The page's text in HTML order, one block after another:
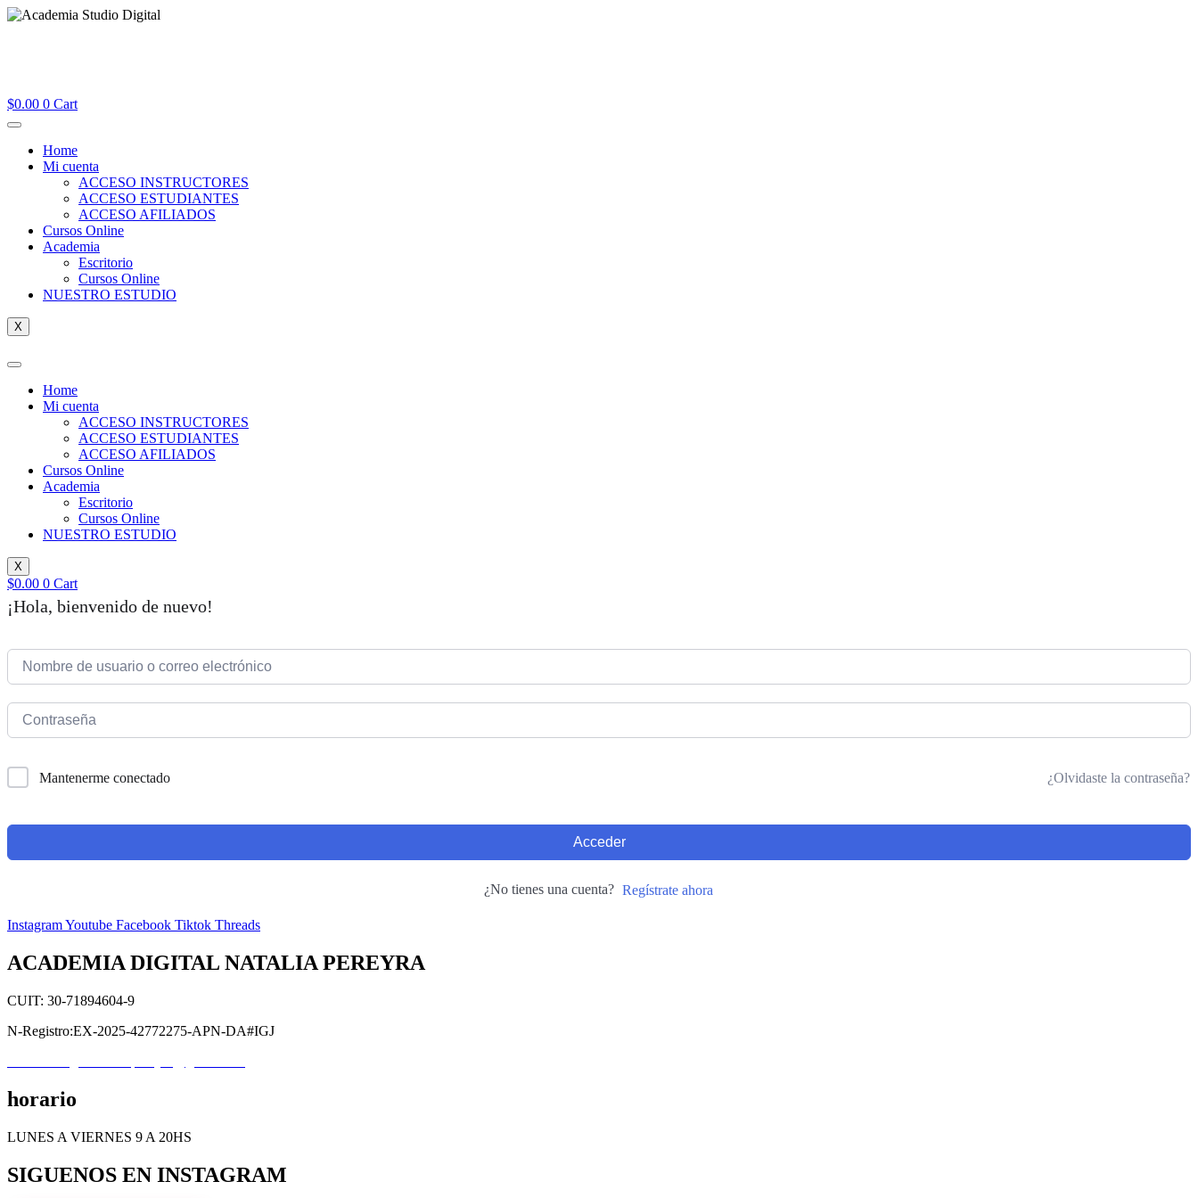
$0.00 0 Cart
Home
Mi cuenta
ACCESO INSTRUCTORES
ACCESO ESTUDIANTES
ACCESO AFILIADOS
Cursos Online
Academia
Escritorio
Cursos Online
NUESTRO ESTUDIO
X
Home
Mi cuenta
ACCESO INSTRUCTORES
ACCESO ESTUDIANTES
ACCESO AFILIADOS
Cursos Online
Academia
Escritorio
Cursos Online
NUESTRO ESTUDIO
X
$0.00 0 Cart
¡Hola, bienvenido de nuevo!
Mantenerme conectado ¿Olvidaste la contraseña?
Acceder
¿No tienes una cuenta? Regístrate ahora
InstagramYoutube Facebook Tiktok Threads
ACADEMIA DIGITAL NATALIA PEREYRA
CUIT: 30-71894604-9
N-Registro:EX-2025-42772275-APN-DA#IGJ
horario
LUNES A VIERNES 9 A 20HS
SIGUENOS EN INSTAGRAM